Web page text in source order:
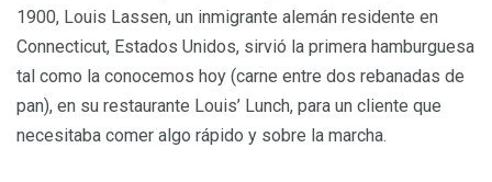
1900, Louis Lassen, un inmigrante alemán residente en
Connecticut, Estados Unidos, sirvió la primera hamburguesa
tal como la conocemos hoy (carne entre dos rebanadas de
pan), en su restaurante Louis’ Lunch, para un cliente que
necesitaba comer algo rápido y sobre la marcha.